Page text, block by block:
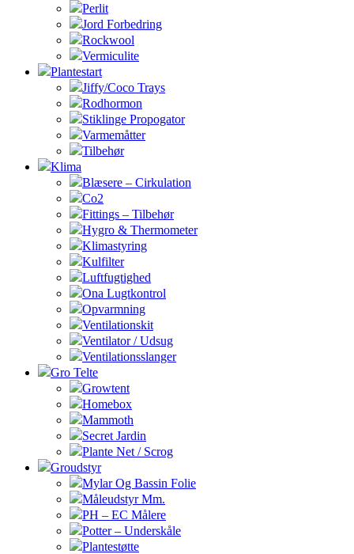
Perlit
Jord Forbedring
Rockwool
Vermiculite
Plantestart
Jiffy/Coco Trays
Rodhormon
Stiklinge Propogator
Varmemåtter
Tilbehør
Klima
Blæsere – Cirkulation
Co2
Fittings – Tilbehør
Hygro & Thermometer
Klimastyring
Kulfilter
Luftfugtighed
Ona Lugtkontrol
Opvarmning
Ventilationskit
Ventilator / Udsug
Ventilationsslanger
Gro Telte
Growtent
Homebox
Mammoth
Secret Jardin
Plante Net / Scrog
Groudstyr
Mylar Og Bassin Folie
Måleudstyr Mm.
PH – EC Målere
Potter – Underskåle
Plantestøtte